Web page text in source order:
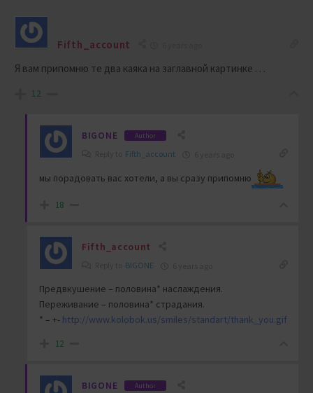
Fifth_account
Я вам припомню те два каяка на заглавной картинке . . .
12
BIGONE Author
Fifth_account
мы порадовать вас хотели, а вы сразу припомню
18
Fifth_account
BIGONE
Предвкушение – половина* наслаждения.
Переживание – половина* страдания.
* – +- http://www.kolobok.us/smiles/standart/thank_you.gif
12
BIGONE Author